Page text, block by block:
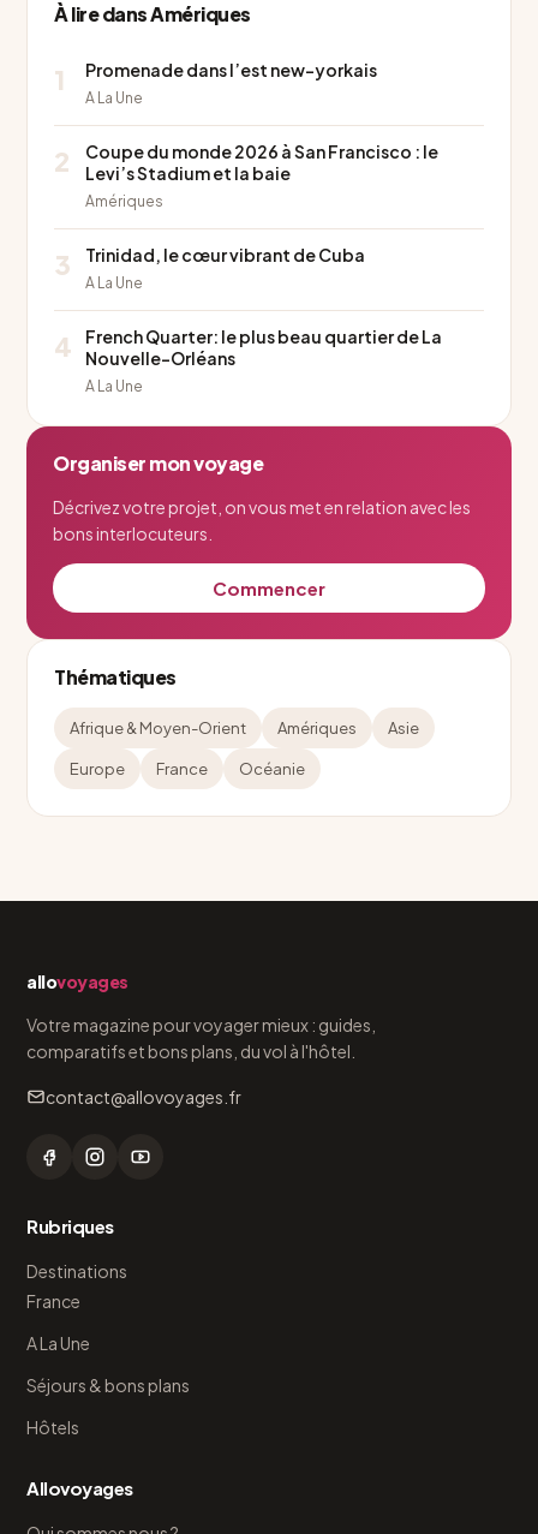
À lire dans Amériques
1 Promenade dans l’est new-yorkais
A La Une
2
Coupe du monde 2026 à San Francisco : le
Levi’s Stadium et la baie
Amériques
3 Trinidad, le cœur vibrant de Cuba
A La Une
4
French Quarter: le plus beau quartier de La
Nouvelle-Orléans
A La Une
Organiser mon voyage
Décrivez votre projet, on vous met en relation avec les
bons interlocuteurs.
Commencer
Thématiques
Afrique & Moyen-Orient Amériques Asie
Europe France Océanie
allovoyages
Votre magazine pour voyager mieux : guides,
comparatifs et bons plans, du vol à l'hôtel.
contact@allovoyages.fr
Rubriques
Destinations
France
A La Une
Séjours & bons plans
Hôtels
Allovoyages